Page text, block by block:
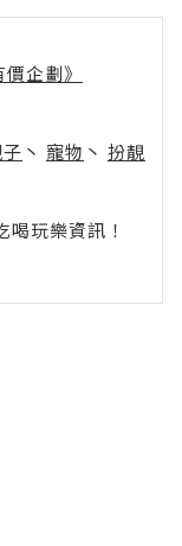
企劃》
丶 寵物 丶 扮靚
玩樂資訊！